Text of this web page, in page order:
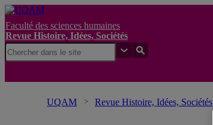
Faculté des sciences humaines
Revue Histoire, Idées, Sociétés
UQAM Revue Histoire, Idées, Sociétés